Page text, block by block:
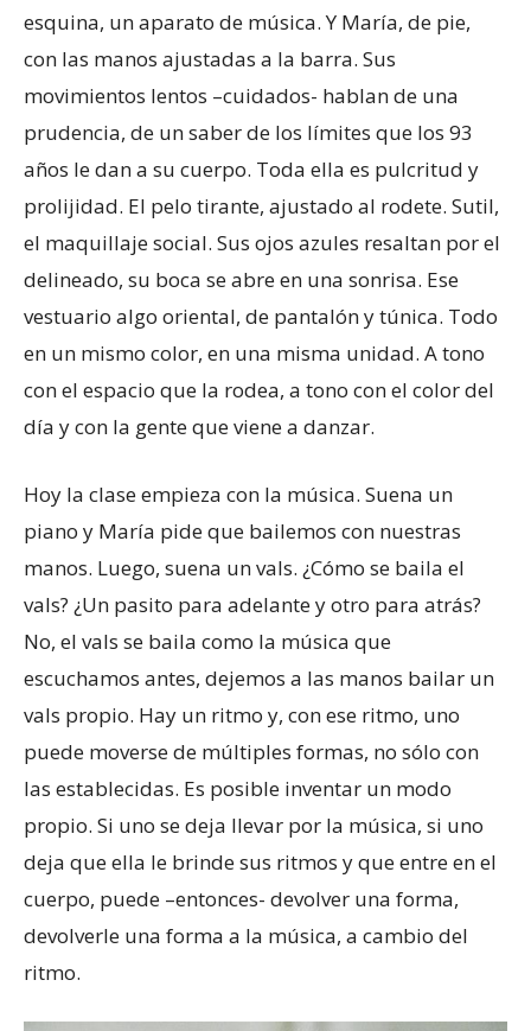
esquina, un aparato de música. Y María, de pie,
con las manos ajustadas a la barra. Sus
movimientos lentos –cuidados- hablan de una
prudencia, de un saber de los límites que los 93
años le dan a su cuerpo. Toda ella es pulcritud y
prolijidad. El pelo tirante, ajustado al rodete. Sutil,
el maquillaje social. Sus ojos azules resaltan por el
delineado, su boca se abre en una sonrisa. Ese
vestuario algo oriental, de pantalón y túnica. Todo
en un mismo color, en una misma unidad. A tono
con el espacio que la rodea, a tono con el color del
día y con la gente que viene a danzar.
Hoy la clase empieza con la música. Suena un
piano y María pide que bailemos con nuestras
manos. Luego, suena un vals. ¿Cómo se baila el
vals? ¿Un pasito para adelante y otro para atrás?
No, el vals se baila como la música que
escuchamos antes, dejemos a las manos bailar un
vals propio. Hay un ritmo y, con ese ritmo, uno
puede moverse de múltiples formas, no sólo con
las establecidas. Es posible inventar un modo
propio. Si uno se deja llevar por la música, si uno
deja que ella le brinde sus ritmos y que entre en el
cuerpo, puede –entonces- devolver una forma,
devolverle una forma a la música, a cambio del
ritmo.